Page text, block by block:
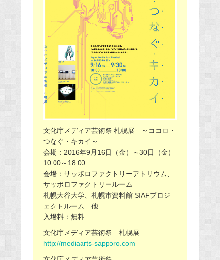
文化庁メディア芸術祭 札幌展 ～ココロ・
つなぐ・キカイ～
会期：2016年9月16日（金）～30日（金）
10:00～18:00
会場：サッポロファクトリーアトリウム、
サッポロファクトリールーム
札幌大谷大学、札幌市資料館 SIAFプロジ
ェクトルーム 他
入場料：無料
文化庁メディア芸術祭 札幌展
http://mediaarts-sapporo.com